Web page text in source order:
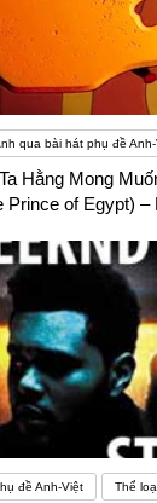
qua bài hát phụ đề
Hằng Mong
Prince of Egypt)
đề Anh-Việt Thể